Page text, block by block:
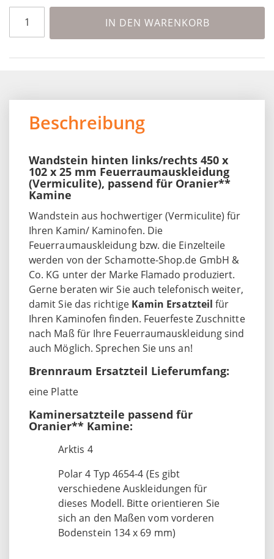
IN DEN WARENKORB
Beschreibung
Wandstein hinten links/rechts 450 x
102 x 25 mm Feuerraumauskleidung
(Vermiculite), passend für Oranier**
Kamine
Wandstein aus hochwertiger (Vermiculite) für
Ihren Kamin/ Kaminofen. Die
Feuerraumauskleidung bzw. die Einzelteile
werden von der Schamotte-Shop.de GmbH &
Co. KG unter der Marke Flamado produziert.
Gerne beraten wir Sie auch telefonisch weiter,
damit Sie das richtige Kamin Ersatzteil für
Ihren Kaminofen finden. Feuerfeste Zuschnitte
nach Maß für Ihre Feuerraumauskleidung sind
auch Möglich. Sprechen Sie uns an!
Brennraum Ersatzteil Lieferumfang:
eine Platte
Kaminersatzteile passend für
Oranier** Kamine:
Arktis 4
Polar 4 Typ 4654-4 (Es gibt
verschiedene Auskleidungen für
dieses Modell. Bitte orientieren Sie
sich an den Maßen vom vorderen
Bodenstein 134 x 69 mm)